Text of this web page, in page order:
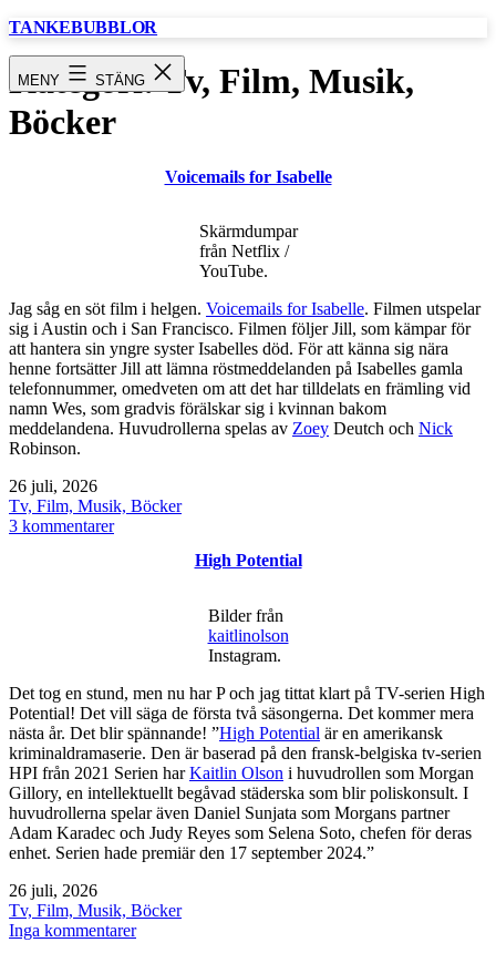
Hoppa
TANKEBUBBLOR
MENY STÄNG
Kategori:Tv, Film, Musik,
Böcker
Voicemails for Isabelle
Skärmdumpar
från Netflix /
YouTube.
Jag såg en söt film i helgen. Voicemails for Isabelle. Filmen utspelar
sig i Austin och i San Francisco. Filmen följer Jill, som kämpar för
att hantera sin yngre syster Isabelles död. För att känna sig nära
henne fortsätter Jill att lämna röstmeddelanden på Isabelles gamla
telefonnummer, omedveten om att det har tilldelats en främling vid
namn Wes, som gradvis förälskar sig i kvinnan bakom
meddelandena. Huvudrollerna spelas av Zoey Deutch och Nick
Robinson.
Publicerat
den
26 juli, 2026
Kategoriserat
som
Tv, Film, Musik, Böcker
3 kommentarertill
High Potential
Bilder från
kaitlinolson
Instagram.
Det tog en stund, men nu har P och jag tittat klart på TV-serien High
Potential! Det vill säga de första två säsongerna. Det kommer mera
nästa år. Det blir spännande! ”High Potential är en amerikansk
kriminaldramaserie. Den är baserad på den fransk-belgiska tv-serien
HPI från 2021 Serien harKaitlin Olson i huvudrollen som Morgan
Gillory, en intellektuellt begåvad städerska som blir poliskonsult. I
huvudrollerna spelar även Daniel Sunjata som Morgans partner
Adam Karadec och Judy Reyes som Selena Soto, chefen för deras
enhet. Serien hade premiär den 17 september 2024.”
Publicerat
den
26 juli, 2026
Kategoriserat
som
Tv, Film, Musik, Böcker
Inga kommentarertill